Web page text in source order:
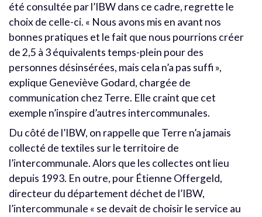
été consultée par l’IBW dans ce cadre, regrette le
choix de celle-ci. « Nous avons mis en avant nos
bonnes pratiques et le fait que nous pourrions créer
de 2,5 à 3 équivalents temps-plein pour des
personnes désinsérées, mais cela n’a pas suffi »,
explique Geneviève Godard, chargée de
communication chez Terre. Elle craint que cet
exemple n’inspire d’autres intercommunales.
Du côté de l’IBW, on rappelle que Terre n’a jamais
collecté de textiles sur le territoire de
l’intercommunale. Alors que les collectes ont lieu
depuis 1993. En outre, pour Étienne Offergeld,
directeur du département déchet de l’IBW,
l’intercommunale « se devait de choisir le service au